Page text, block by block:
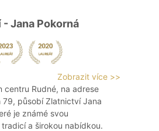
Jana Pokorná
Zobrazit více >>
centru Rudné, na adrese
79, působí Zlatnictví Jana
je známé svou
a širokou nabídkou.